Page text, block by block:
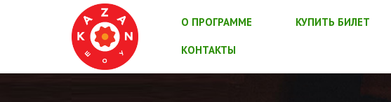
О ПРОГРАММЕ КУПИТЬ БИЛЕТ
КОНТАКТЫ